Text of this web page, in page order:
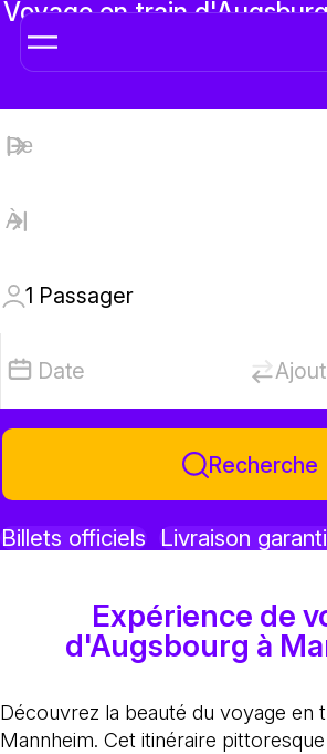
Voyage en train
1 Passager
Date
Recherche
Billets officiels Livraison
Expérience de
d'Augsbourg à
Découvrez la beauté du voyage en
Mannheim. Cet itinéraire